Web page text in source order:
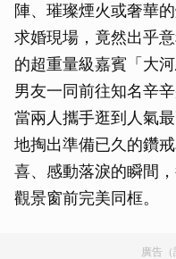
陣、璀璨煙火或奢華
求婚現場，竟然出乎
的超重量級嘉賓「大
男友一同前往知名辛
當兩人攜手逛到人氣
地掏出準備已久的鑽
喜、感動落淚的瞬間
觀景窗前完美同框。
廣告（